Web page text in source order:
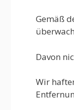
Gemäß
Davon
Wir